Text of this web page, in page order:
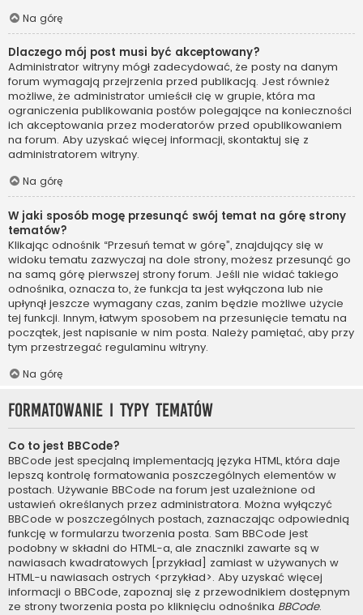
Na górę
Dlaczego mój post musi być akceptowany?
Administrator witryny mógł zadecydować, że posty na danym
forum wymagają przejrzenia przed publikacją. Jest również
możliwe, że administrator umieścił cię w grupie, która ma
ograniczenia publikowania postów polegające na konieczności
ich akceptowania przez moderatorów przed opublikowaniem
na forum. Aby uzyskać więcej informacji, skontaktuj się z
administratorem witryny.
Na górę
W jaki sposób mogę przesunąć swój temat na górę strony
tematów?
Klikając odnośnik “Przesuń temat w górę”, znajdujący się w
widoku tematu zazwyczaj na dole strony, możesz przesunąć go
na samą górę pierwszej strony forum. Jeśli nie widać takiego
odnośnika, oznacza to, że funkcja ta jest wyłączona lub nie
upłynął jeszcze wymagany czas, zanim będzie możliwe użycie
tej funkcji. Innym, łatwym sposobem na przesunięcie tematu na
początek, jest napisanie w nim posta. Należy pamiętać, aby przy
tym przestrzegać regulaminu witryny.
Na górę
Formatowanie i typy tematów
Co to jest BBCode?
BBCode jest specjalną implementacją języka HTML, która daje
lepszą kontrolę formatowania poszczególnych elementów w
postach. Używanie BBCode na forum jest uzależnione od
ustawień określanych przez administratora. Można wyłączyć
BBCode w poszczególnych postach, zaznaczając odpowiednią
funkcję w formularzu tworzenia posta. Sam BBCode jest
podobny w składni do HTML-a, ale znaczniki zawarte są w
nawiasach kwadratowych [przykład] zamiast w używanych w
HTML-u nawiasach ostrych <przykład>. Aby uzyskać więcej
informacji o BBCode, zapoznaj się z przewodnikiem dostępnym
ze strony tworzenia posta po kliknięciu odnośnika BBCode.